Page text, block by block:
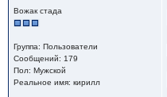
Вожак стада
Группа: Пользователи
Сообщений: 179
Пол: Мужской
Реальное имя: кирилл